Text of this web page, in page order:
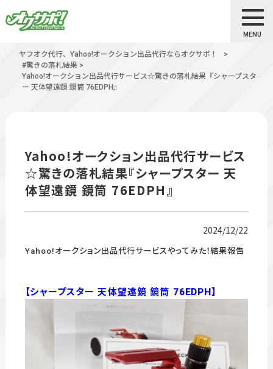
MENU
ヤフオク代行、Yahoo!オークション出品代行ならオクサポ！
>
#驚きの落札結果 >
Yahoo!オークション出品代行サービス☆驚きの落札結果『シャープスタ
ー 天体望遠鏡 鏡筒 76EDPH』
Yahoo!オークション出品代行サービス
☆驚きの落札結果『シャープスター 天
体望遠鏡 鏡筒 76EDPH』
2024/12/22
Yahoo!オークション出品代行サービスやってみた！結果報告
【シャープスター 天体望遠鏡 鏡筒 76EDPH】